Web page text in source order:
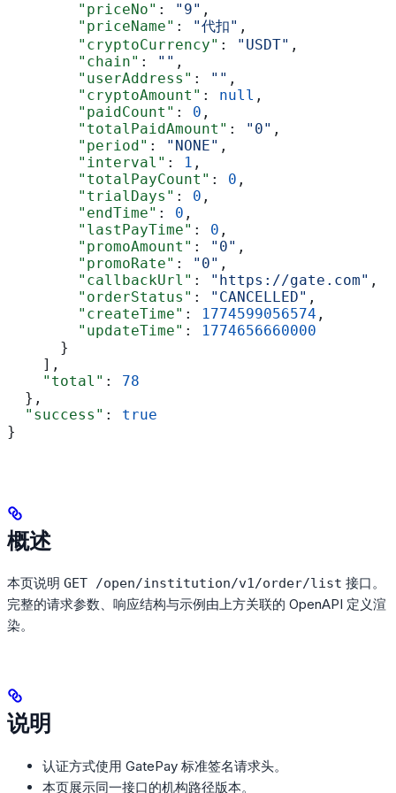
        "priceNo"
: "9" ,
        "priceName"
: "代扣" ,
        "cryptoCurrency"
: "USDT" ,
        "chain"
: "" ,
        "userAddress"
: "" ,
        "cryptoAmount"
: null ,
        "paidCount"
: 0 ,
        "totalPaidAmount"
: "0" ,
        "period"
: "NONE" ,
        "interval"
: 1 ,
        "totalPayCount"
: 0 ,
        "trialDays"
: 0 ,
        "endTime"
: 0 ,
        "lastPayTime"
: 0 ,
        "promoAmount"
: "0" ,
        "promoRate"
: "0" ,
        "callbackUrl"
: "https://gate.com" ,
        "orderStatus"
: "CANCELLED" ,
        "createTime"
: 1774599056574 ,
        "updateTime"
:
1774656660000
      }
    ],
    "total"
: 78
  },
  "success"
: true
}
概述
本页说明 GET /open/institution/v1/order/list 接口。
完整的请求参数、响应结构与示例由上方关联的 OpenAPI 定义渲
染。
说明
认证方式使用 GatePay 标准签名请求头。
本页展示同一接口的机构路径版本。